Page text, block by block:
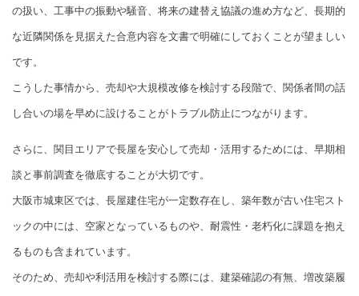
の扱い、工事中の振動や騒音、将来の建替え協議の進め方など、長期的
な近隣関係を見据えた合意内容を文書で明確にしておくことが望ましい
です。
こうした事情から、売却や大規模改修を検討する段階で、関係者間の話
し合いの場を早めに設けることがトラブル防止につながります。
さらに、関目エリアで長屋を安心して売却・活用するためには、早期相
談と事前調査を徹底することが大切です。
大阪市城東区では、長屋建住宅が一定数存在し、築年数が古い住宅スト
ックの中には、空家となっているものや、耐震性・老朽化に課題を抱え
るものも含まれています。
そのため、売却や利活用を検討する際には、建築確認の有無、増改築履